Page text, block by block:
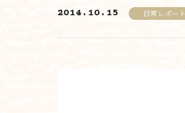
2014.10.15 日常レポート